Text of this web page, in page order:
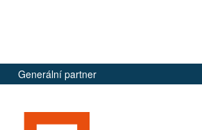
Generální partner